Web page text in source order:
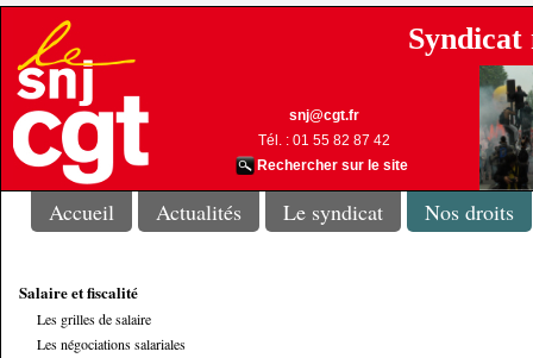
snj@cgt.fr
Tél. : 01 55 82 87 42
Rechercher sur le site
Accueil Actualités Le syndicat Nos droits
Salaire et fiscalité
Les grilles de salaire
Les négociations salariales